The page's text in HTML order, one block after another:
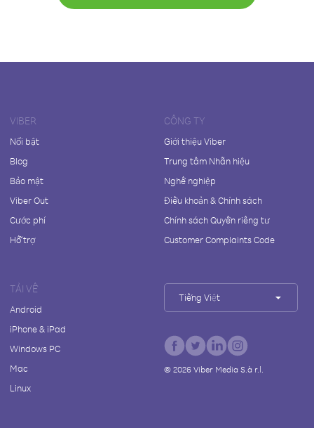
VIBER
Nổi bật
Blog
Bảo mật
Viber Out
Cước phí
Hỗ trợ
CÔNG TY
Giới thiệu Viber
Trung tâm Nhãn hiệu
Nghề nghiệp
Điều khoản & Chính sách
Chính sách Quyền riêng tư
Customer Complaints Code
TẢI VỀ
Android
iPhone & iPad
Windows PC
Mac
Linux
Tiếng Việt
© 2026Viber Media S.à r.l.